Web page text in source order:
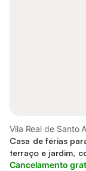
Vila Real de Santo
Faro
Casa de férias
terraço e jardim,
estimação
Cancelamento